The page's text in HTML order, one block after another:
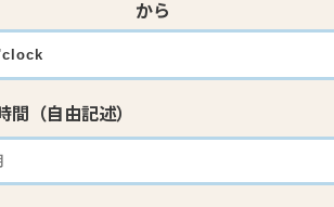
から
間（自由記述）